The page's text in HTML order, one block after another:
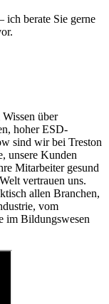
ich berate Sie gerne
über
hoher ESD-
sind wir bei Treston
unsere Kunden
Mitarbeiter gesund
vertrauen uns.
allen Branchen,
vom
im Bildungswesen